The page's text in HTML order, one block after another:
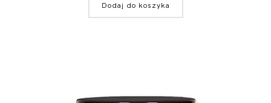
Dodaj do koszyka